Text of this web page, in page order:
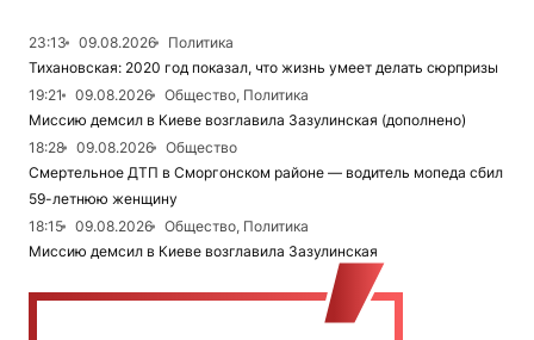
23:13 09.08.2026
Политика
Тихановская: 2020 год показал, что жизнь умеет делать сюрпризы
19:21
09.08.2026
Общество, Политика
Миссию демсил в Киеве возглавила Зазулинская (дополнено)
18:28
09.08.2026
Общество
Смертельное ДТП в Сморгонском районе — водитель мопеда сбил
59-летнюю женщину
18:15
09.08.2026
Общество, Политика
Миссию демсил в Киеве возглавила Зазулинская